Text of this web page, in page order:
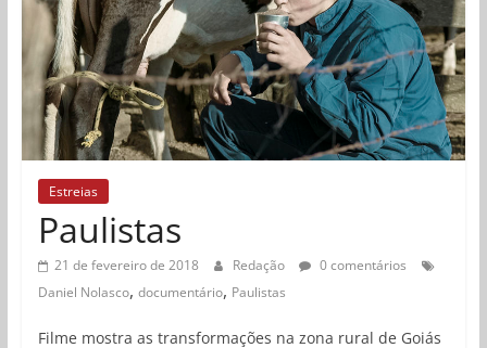
Estreias
Paulistas
21 de fevereiro de 2018 Redação
0 comentários
Daniel Nolasco, documentário, Paulistas
Filme mostra as transformações na zona rural de Goiás